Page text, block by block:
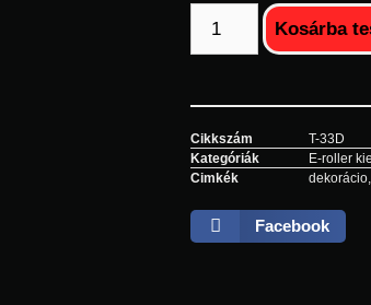
Kosárba
Cikkszám
T-33D
Kategóriák
E-roller
Cimkék
dekorácio,
Facebook